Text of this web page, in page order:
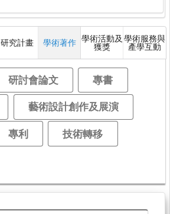
研究計畫 學術著作 學術活動及
獲獎
學術服務與
產學互動
研討會論文 專書
藝術設計創作及展演
專利 技術轉移